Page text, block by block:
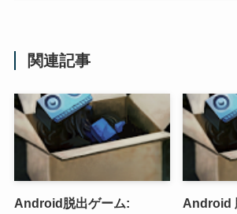
関連記事
Android脱出ゲーム:
Android